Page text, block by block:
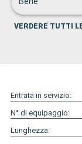
VERDERE TUTTI
Entrata in servizio:
N° di equipaggio:
Lunghezza: